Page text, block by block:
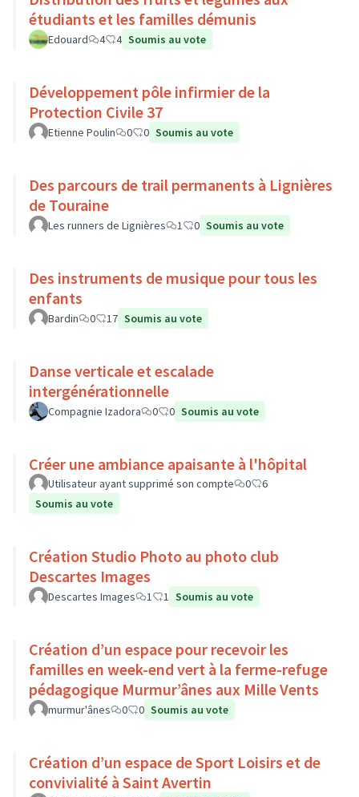
étudiants et les familles démunis
Edouard 4 4 Soumis au vote
Développement pôle infirmier de la
Protection Civile 37
Etienne Poulin 0 0 Soumis au vote
Des parcours de trail permanents à Lignières
de Touraine
Les runners de Lignières 1 0 Soumis au vote
Des instruments de musique pour tous les
enfants
Bardin 0 17 Soumis au vote
Danse verticale et escalade
intergénérationnelle
Compagnie Izadora 0 0 Soumis au vote
Créer une ambiance apaisante à l'hôpital
Utilisateur ayant supprimé son compte 0
6
Soumis au vote
Création Studio Photo au photo club
Descartes Images
Descartes Images 1 1 Soumis au vote
Création d’un espace pour recevoir les
familles en week-end vert à la ferme-refuge
pédagogique Murmur’ânes aux Mille Vents
murmur'ânes 0 0 Soumis au vote
Création d’un espace de Sport Loisirs et de
convivialité à Saint Avertin